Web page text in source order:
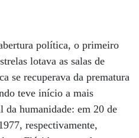
política, o primeiro
lotava as salas de
se recuperava da prematura
teve início a mais
da humanidade: em 20 de
respectivamente,